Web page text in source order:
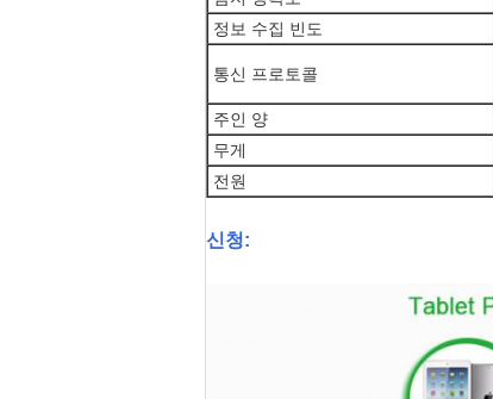
정보 수집 빈도
통신 프로토콜
주인 양
무게
전원
신청: